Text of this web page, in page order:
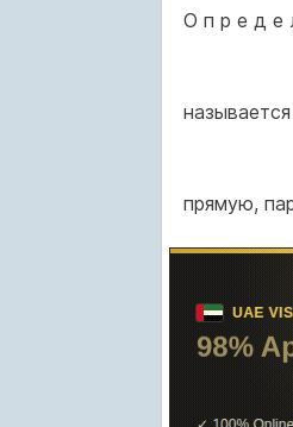
О п р е д е
прямую,